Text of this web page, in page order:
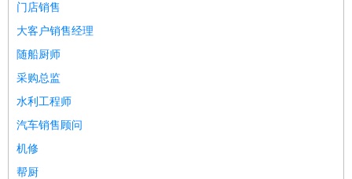
门店销售
大客户销售经理
随船厨师
采购总监
水利工程师
汽车销售顾问
机修
帮厨